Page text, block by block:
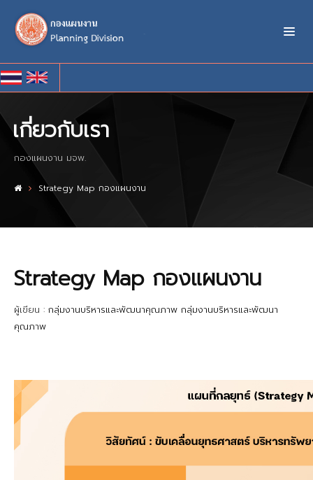
เกี่ยวกับเรา
กองแผนงาน มจพ.
Strategy Map กองแผนงาน
Strategy Map กองแผนงาน
ผู้เขียน : กลุ่มงานบริหารและพัฒนาคุณภาพ กลุ่มงานบริหารและพัฒนา
คุณภาพ